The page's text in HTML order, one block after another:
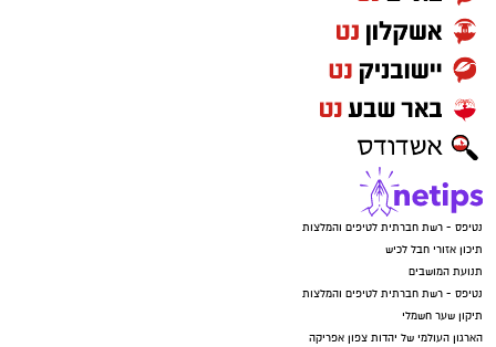
נטיפס - רשת חברתית לטיפים והמלצות
תיכון אזורי חבל לכיש
תנועת המושבים
נטיפס - רשת חברתית לטיפים והמלצות
תיקון שער חשמלי
הארגון העולמי של יהדות צפון אפריקה